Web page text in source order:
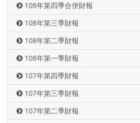
108年第四季合併財報
108年第三季財報
108年第二季財報
108年第一季財報
107年第四季財報
107年第三季財報
107年第二季財報